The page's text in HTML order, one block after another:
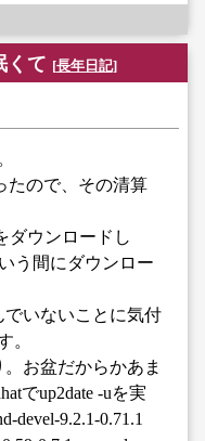
くて [長年日記]
たので、その清算
ダウンロードし
う間にダウンロー
でいないことに気付
。
お盆だからかあま
でup2date -uを実
devel-9.2.1-0.71.1